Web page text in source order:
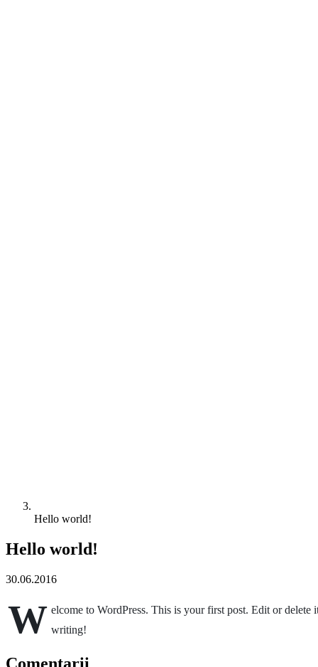
Hello world!
Hello world!
30.06.2016
W elcome to WordPress. This is your first post. Edit or delete
writing!